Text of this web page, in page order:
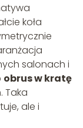
koła
salonach i
obrus w kratę
Taka
ale i